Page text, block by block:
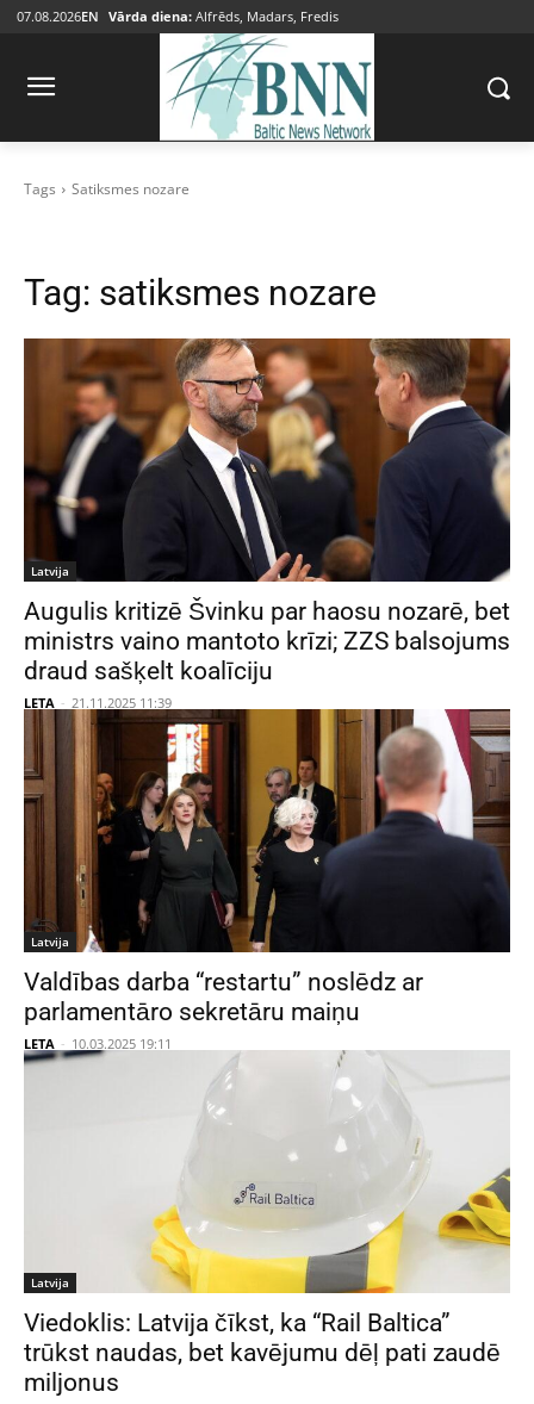
07.08.2026EN Vārda diena: Alfrēds, Madars, Fredis
Tags Satiksmes nozare
Tag: satiksmes nozare
Latvija
Augulis kritizē Švinku par haosu nozarē, bet
ministrs vaino mantoto krīzi; ZZS balsojums
draud sašķelt koalīciju
LETA - 21.11.2025 11:39
Latvija
Valdības darba “restartu” noslēdz ar
parlamentāro sekretāru maiņu
LETA - 10.03.2025 19:11
Latvija
Viedoklis: Latvija čīkst, ka “Rail Baltica”
trūkst naudas, bet kavējumu dēļ pati zaudē
miljonus